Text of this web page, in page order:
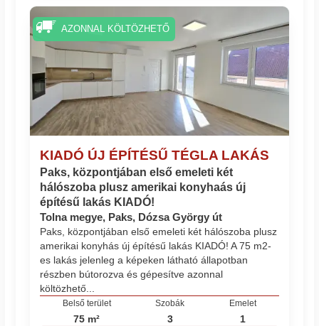
KIADÓ ÚJ ÉPÍTÉSŰ TÉGLA LAKÁS
Paks, központjában első emeleti két
hálószoba plusz amerikai konyhaás új
építésű lakás KIADÓ!
Tolna megye, Paks, Dózsa György út
Paks, központjában első emeleti két hálószoba plusz
amerikai konyhás új építésű lakás KIADÓ! A 75 m2-
es lakás jelenleg a képeken látható állapotban
részben bútorozva és gépesítve azonnal
költözhető...
Belső terület
75 m²
Szobák
3
Emelet
1
AZONNAL KÖLTÖZHETŐ